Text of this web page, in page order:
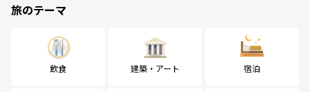
旅のテーマ
飲食 建築・アート 宿泊